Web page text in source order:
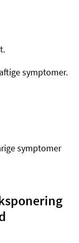
symptomer.
symptomer